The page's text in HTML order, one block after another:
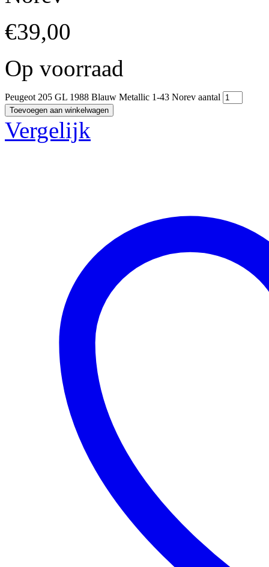
€39,00
Op voorraad
Peugeot 205 GL 1988 Blauw Metallic 1-43 Norev aantal
Toevoegen aan winkelwagen
Vergelijk